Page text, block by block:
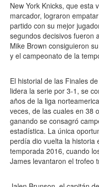
New York Knicks, que esta
marcador, lograron
partido con su mejor
segundos decisivos fueron
Mike Brown consiguieron
y el campeonato de la
El historial de las Finales
lidera la serie por 3-1, se
años de la liga
veces, de las cuales en 38
ganando se consagró
estadística. La única
perdía dio vuelta la historia
temporada 2016, cuando
James levantaron el trofeo